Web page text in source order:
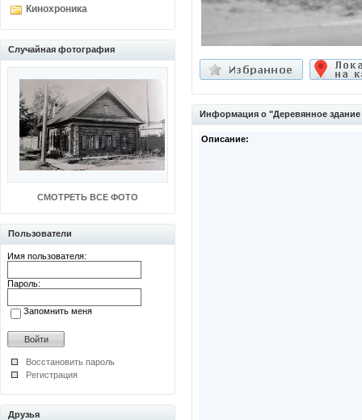
Кинохроника
Случайная фотография
СМОТРЕТЬ ВСЕ ФОТО
Пользователи
Имя пользователя:
Пароль:
Запомнить меня
Восстановить пароль
Регистрация
Друзья
Информация о "Деревянное здание
Описание: